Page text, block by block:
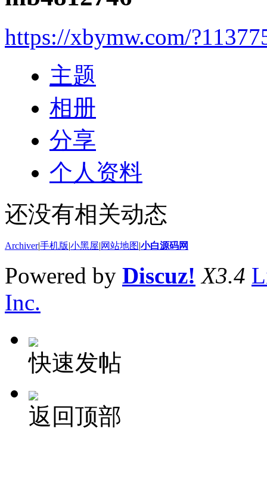
https://xbymw.com/
主题
相册
分享
个人资料
还没有相关动态
Archiver|手机版|小黑屋|网站地图|小白源码网
Powered by Discuz! X3.4
Inc.
快速发帖
返回顶部